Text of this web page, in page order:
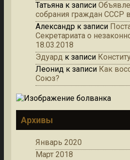
Татьяна к записи
собрания граждан СССР
Александр к записи
Секретариата о
18.03.2018
Эдуард к записи
Леонид к записи Как
Союз?
Архивы
Январь 2020
Март 2018